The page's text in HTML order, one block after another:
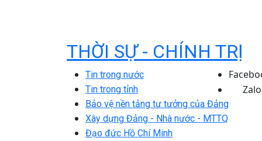
THỜI SỰ - CHÍNH TRỊ
Tin trong nước
Tin trong tỉnh
Bảo vệ nền tảng tư tưởng của Đảng
Xây dựng Đảng - Nhà nước - MTTQ
Đạo đức Hồ Chí Minh
Zalo